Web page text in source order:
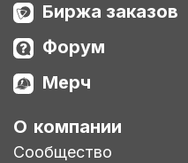
Биржа заказов
Форум
Мерч
О компании
Сообщество